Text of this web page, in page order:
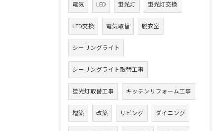
電気 LED 蛍光灯 蛍光灯交換
LED交換 電気取替 脱衣室
シーリングライト
シーリングライト取替工事
蛍光灯取替工事 キッチンリフォーム工事
増築 改築 リビング ダイニング